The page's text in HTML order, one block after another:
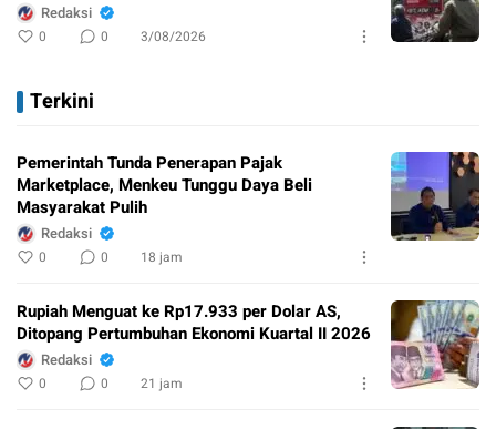
Redaksi
0 0 3/08/2026
Terkini
Pemerintah Tunda Penerapan Pajak
Marketplace, Menkeu Tunggu Daya Beli
Masyarakat Pulih
Redaksi
0 0 18 jam
Rupiah Menguat ke Rp17.933 per Dolar AS,
Ditopang Pertumbuhan Ekonomi Kuartal II 2026
Redaksi
0 0 21 jam